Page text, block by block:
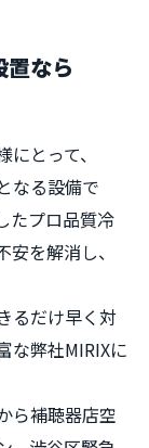
置なら
とって、
なる設備で
たプロ品質冷
を解消し、
るだけ早く対
な弊社MIRIXに
ら補聴器店空